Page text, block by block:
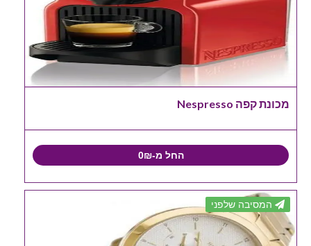
מכונת קפה Nespresso
החל מ-0₪
המסיבה שלפני